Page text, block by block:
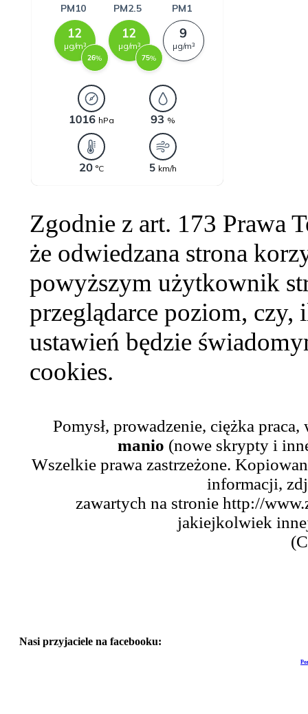
Zgodnie z art. 173 Prawa
że odwiedzana strona
powyższym użytkownik
przeglądarce poziom,
ustawień będzie
cookies.
Pomysł, prowadzenie, ciężka
manio (nowe skrypty i
Wszelkie prawa zastrzeżone.
informacji,
zawartych na stronie http://
jakiejkolwiek
Nasi przyjaciele na facebooku: